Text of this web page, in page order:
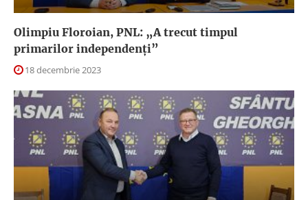
Olimpiu Floroian, PNL: „A trecut timpul
primarilor independenți”
18 decembrie 2023